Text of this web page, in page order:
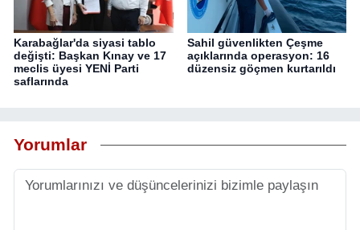
Karabağlar'da siyasi tablo
değişti: Başkan Kınay ve 17
meclis üyesi YENİ Parti
saflarında
Sahil güvenlikten Çeşme
açıklarında operasyon: 16
düzensiz göçmen kurtarıldı
Yorumlar